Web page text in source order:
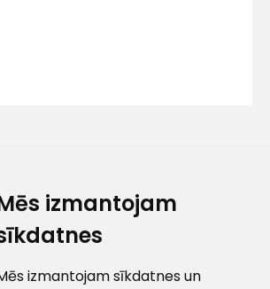
izmantojam
izmantojam sīkdatnes un
Saldus, Saldus nov., LV - 3801
lietošanas noteikumiem